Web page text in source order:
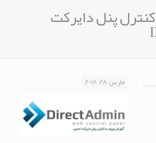
پنل دایرکت
مارس 28, 2018